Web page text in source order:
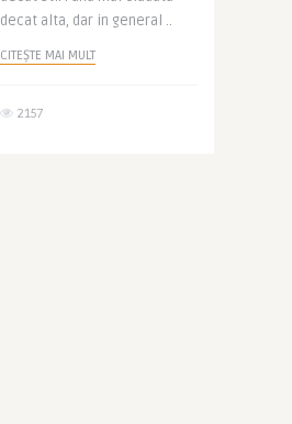
decat alta, dar in general ..
CITEȘTE MAI MULT
2157